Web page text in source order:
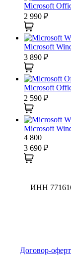
Microsoft
2 990 ₽
Microsoft
3 890 ₽
Microsoft
2 590 ₽
Microsoft
4 800
3 690 ₽
ИНН
Договор-